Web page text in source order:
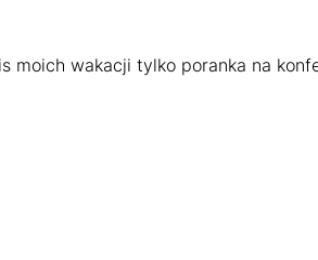
moich wakacji tylko poranka na